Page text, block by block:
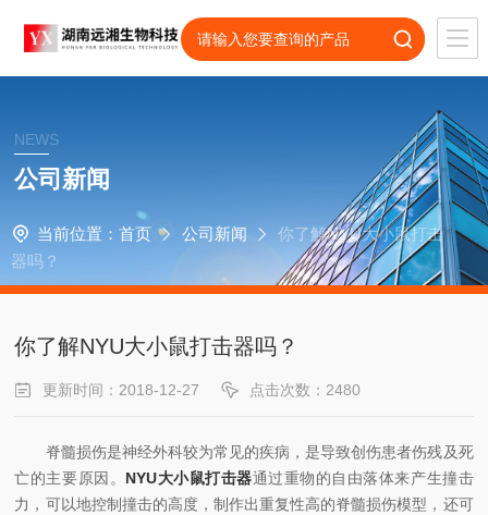
NEWS
公司新闻
当前位置： 首页 公司新闻
你了解NYU大小鼠打击
器吗？
你了解NYU大小鼠打击器吗？
更新时间：2018-12-27 点击次数：2480
脊髓损伤是神经外科较为常见的疾病，是导致创伤患者伤残及死
亡的主要原因。 NYU大小鼠打击器通过重物的自由落体来产生撞击
力，可以地控制撞击的高度，制作出重复性高的脊髓损伤模型，还可